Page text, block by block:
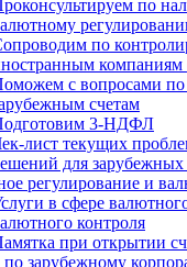
по
по
с вопросами
счетам
3-НДФЛ
лист текущих
для зарубежных
регулирование и
в сфере
контроля
при открытии
по зарубежному